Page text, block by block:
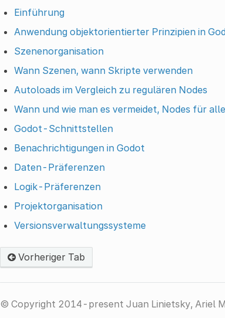
Einführung
Anwendung objektorientierter Prinzipien in
Szenenorganisation
Wann Szenen, wann Skripte verwenden
Autoloads im Vergleich zu regulären Nodes
Wann und wie man es vermeidet, Nodes für
Godot-Schnittstellen
Benachrichtigungen in Godot
Daten-Präferenzen
Logik-Präferenzen
Projektorganisation
Versionsverwaltungssysteme
Vorheriger Tab
© Copyright 2014-present Juan Linietsky, Ariel